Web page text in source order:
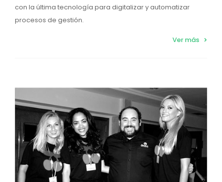
con la última tecnología para digitalizar y automatizar
procesos de gestión.
Ver más